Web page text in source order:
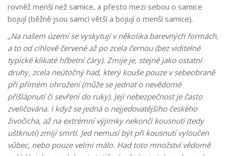
rovněž menší než samice, a přesto mezi sebou o samice
bojují (běžně jsou samci větší a bojují o menší samice).
„Na našem území se vyskytují v několika barevných formách,
a to od cihlově červené až po zcela černou (bez viditelné
typické klikaté hřbetní čáry). Zmije je, stejně jako ostatní
druhy, zcela neútočný had, který kouše pouze v sebeobraně
při přímém ohrožení (může se jednat o nevědomé
přišlápnutí či sevření do ruky). Její nebezpečnost je často
zveličována. I když se jedná o nejjedovatějšího českého
živočicha, až na extrémní výjimky nekončí kousnutí (tedy
uštknutí) zmijí smrtí. Jed nemusí být při kousnutí vyloučen
vůbec, nebo pouze velmi málo. Had toto množství vědomě